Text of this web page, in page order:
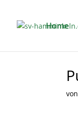
Home